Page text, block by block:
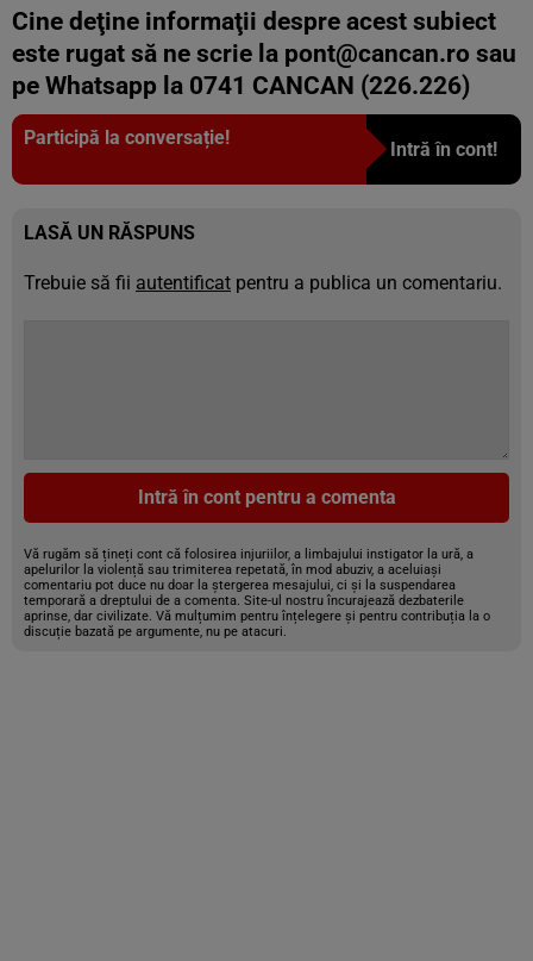
Cine deţine informaţii despre acest subiect
este rugat să ne scrie la pont@cancan.ro sau
pe Whatsapp la 0741 CANCAN (226.226)
Participă la conversație!
Intră în cont!
LASĂ UN RĂSPUNS
Trebuie să fii autentificat pentru a publica un comentariu.
Intră în cont pentru a comenta
Vă rugăm să țineți cont că folosirea injuriilor, a limbajului instigator la ură, a
apelurilor la violență sau trimiterea repetată, în mod abuziv, a aceluiași
comentariu pot duce nu doar la ștergerea mesajului, ci și la suspendarea
temporară a dreptului de a comenta. Site-ul nostru încurajează dezbaterile
aprinse, dar civilizate. Vă mulțumim pentru înțelegere și pentru contribuția la o
discuție bazată pe argumente, nu pe atacuri.